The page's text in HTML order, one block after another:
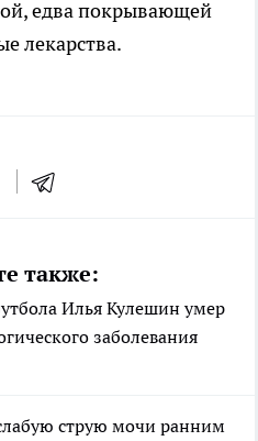
едва покрывающей
лекарства.
также:
Илья Кулешин умер
заболевания
струю мочи ранним